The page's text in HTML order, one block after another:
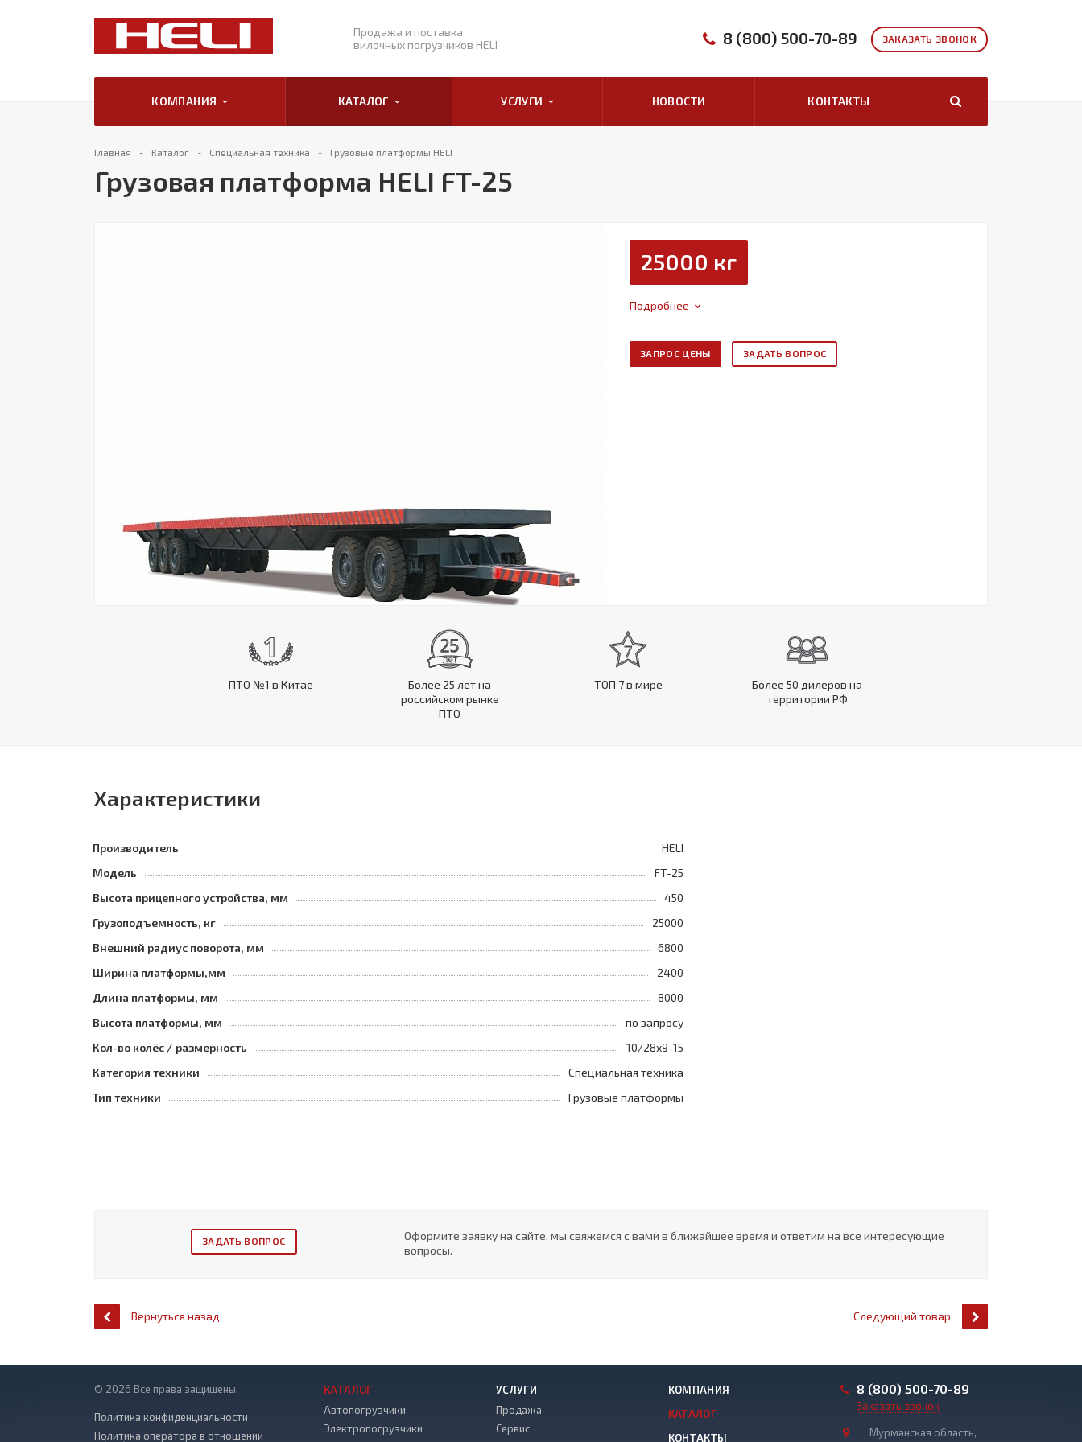
Продажа и поставка
вилочных погрузчиков HELI
ЗАКАЗАТЬ ЗВОНОК
8 (800) 500-70-89
КОМПАНИЯ КАТАЛОГ УСЛУГИ НОВОСТИ КОНТАКТЫ
Главная Каталог Специальная техника Грузовые платформы HELI
Грузовая платформа HELI FT-25
25000 кг
Подробнее
ЗАПРОС ЦЕНЫ ЗАДАТЬ ВОПРОС
ПТО №1 в Китае
Более 25 лет на
российском рынке
ПТО
ТОП 7 в мире
Более 50 дилеров на
территории РФ
Характеристики
Производитель
HELI
Модель
FT-25
Высота прицепного устройства, мм
450
Грузоподъемность, кг
25000
Внешний радиус поворота, мм
6800
Ширина платформы,мм
2400
Длина платформы, мм
8000
Высота платформы, мм
по запросу
Кол-во колёс / размерность
10/28x9-15
Категория техники
Специальная техника
Тип техники
Грузовые платформы
ЗАДАТЬ ВОПРОС
Оформите заявку на сайте, мы свяжемся с вами в ближайшее время и ответим на все интересующие
вопросы.
Вернуться назад Следующий товар
© 2026 Все права защищены.
Политика конфиденциальности
Политика оператора в отношении
КАТАЛОГ
Автопогрузчики
Электропогрузчики
УСЛУГИ
Продажа
Сервис
КОМПАНИЯ
КАТАЛОГ
КОНТАКТЫ
8 (800) 500-70-89
Заказать звонок
Мурманская область,